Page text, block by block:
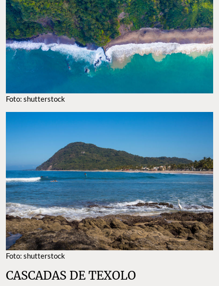
Foto: shutterstock
Foto: shutterstock
CASCADAS DE TEXOLO